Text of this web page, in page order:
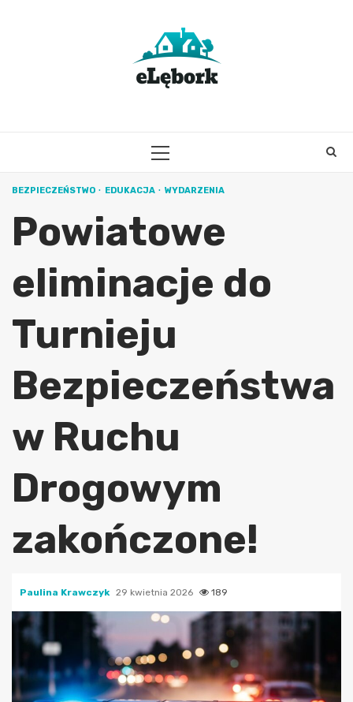
PRIMARY
BEZPIECZEŃSTWO EDUKACJA WYDARZENIA
Powiatowe
eliminacje do
Turnieju
Bezpieczeństwa
w Ruchu
Drogowym
zakończone!
Paulina Krawczyk 29 kwietnia 2026 189